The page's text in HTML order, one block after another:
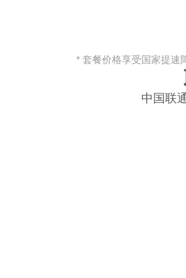
* 套餐价格享受国家提速
中国联